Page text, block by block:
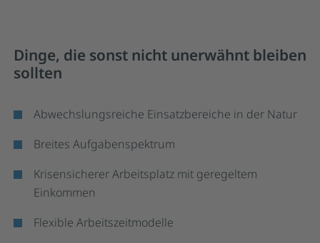
Dinge, die sonst nicht unerwähnt bleiben
sollten
Abwechslungsreiche Einsatzbereiche in der Natur
Breites Aufgabenspektrum
Krisensicherer Arbeitsplatz mit geregeltem
Einkommen
Flexible Arbeitszeitmodelle